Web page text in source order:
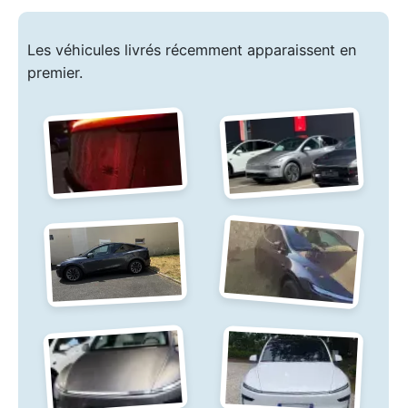
Les véhicules livrés récemment apparaissent en
premier.